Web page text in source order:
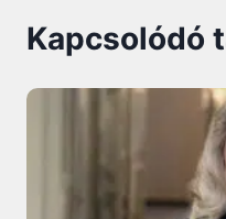
Kapcsolódó